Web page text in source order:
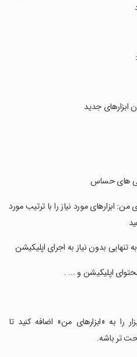
ابزارهای جدید
های حساس
ابزارهای مورد نیاز را با ترتیب مورد
به تنهایی بدون نیاز به اجرای اپلیکیشن
اپلیکیشن و ... .
را به «ابزارهای من» اضافه کنید تا
تر باشه.